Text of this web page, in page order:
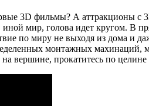
3D фильмы? А аттракционы с
мир, голова идет кругом. В
по миру не выходя из дома и
монтажных махинаций,
вершине, прокатитесь по